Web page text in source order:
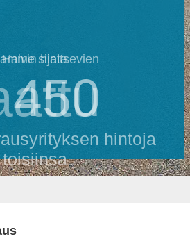
sijaitsevien
450
hintoja
toisiinsa
Halvin hinta